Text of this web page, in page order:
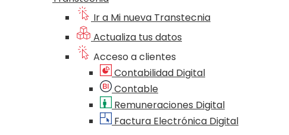
Ir a Mi nueva Transtecnia
Actualiza tus datos
Acceso a clientes
Contabilidad Digital
Contable
Remuneraciones Digital
Factura Electrónica Digital